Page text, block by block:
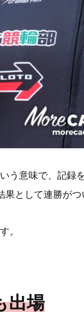
う意味で、記録
として連勝が
。
出場